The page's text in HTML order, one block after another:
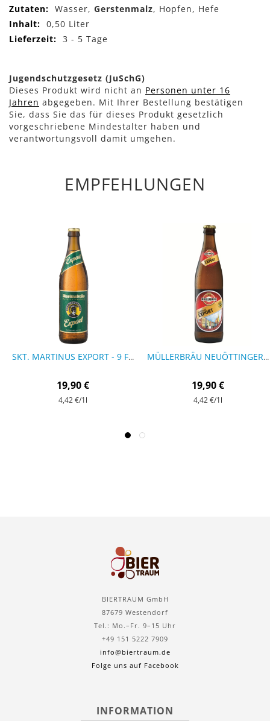
Wasser, Gerstenmalz, Hopfen, Hefe
0,50 Liter
3 - 5 Tage
Jugendschutzgesetz (JuSchG)
Dieses Produkt wird nicht an Personen unter 16
Jahren abgegeben. Mit Ihrer Bestellung bestätigen
Sie, dass Sie das für dieses Produkt gesetzlich
vorgeschriebene Mindestalter haben und
verantwortungsvoll damit umgehen.
EMPFEHLUNGEN
SKT. MARTINUS EXPORT - 9 FLASCHEN
19,90 €
4,42 €/1l
MÜLLERBRÄU NEUÖTTINGER EXPORT - 9 FLASCHEN
19,90 €
4,42 €/1l
BIERTRAUM GmbH
87679 Westendorf
Tel.: Mo.–Fr. 9–15 Uhr
+49 151 5222 7909
info@biertraum.de
Folge uns auf Facebook
INFORMATION